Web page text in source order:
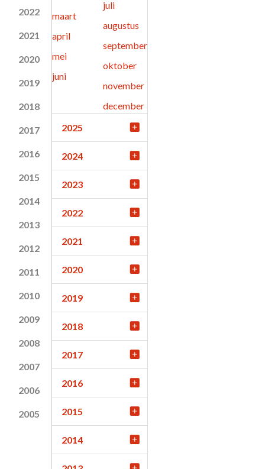
2022
2021
2020
2019
2018
2017
2016
2015
2014
2013
2012
2011
2010
2009
2008
2007
2006
2005
maart
april
mei
juni
juli
augustus
september
oktober
november
december
2025
2024
2023
2022
2021
2020
2019
2018
2017
2016
2015
2014